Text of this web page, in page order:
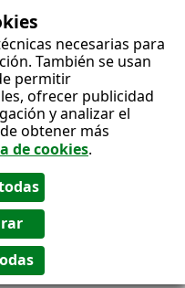
necesarias para
También se usan
permitir
ofrecer publicidad
y analizar el
obtener más
de cookies.